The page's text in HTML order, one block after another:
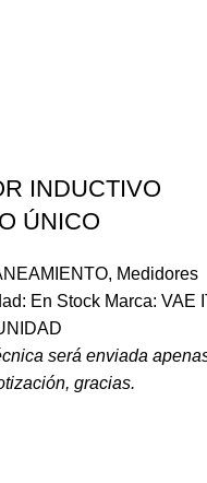
INDUCTIVO
ÚNICO
, Medidores
En Stock Marca: VAE
será enviada
gracias.